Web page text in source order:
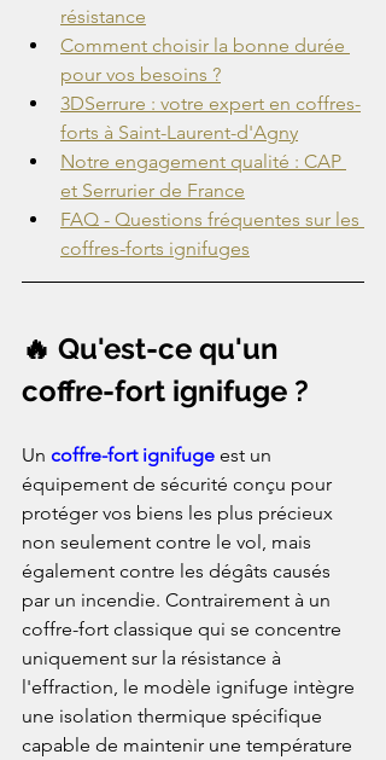
résistance
Comment choisir la bonne durée
pour vos besoins ?
3DSerrure : votre expert en coffres-
forts à Saint-Laurent-d'Agny
Notre engagement qualité : CAP
et Serrurier de France
FAQ - Questions fréquentes sur les
coffres-forts ignifuges
🔥 Qu'est-ce qu'un
coffre-fort ignifuge ?
Un coffre-fort ignifuge est un
équipement de sécurité conçu pour
protéger vos biens les plus précieux
non seulement contre le vol, mais
également contre les dégâts causés
par un incendie. Contrairement à un
coffre-fort classique qui se concentre
uniquement sur la résistance à
l'effraction, le modèle ignifuge intègre
une isolation thermique spécifique
capable de maintenir une température